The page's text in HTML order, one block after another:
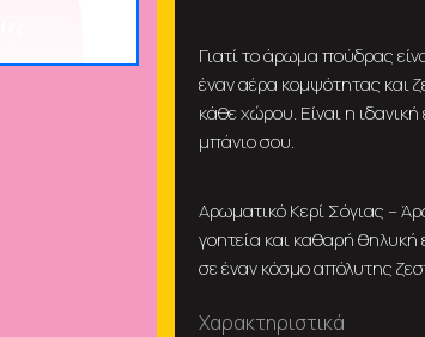
Γιατί το άρωμα πούδρας
έναν αέρα κομψότητας και
κάθε χώρου. Είναι η
μπάνιο σου.
Αρωματικό Κερί Σόγιας –
γοητεία και καθαρή θηλυκή
σε έναν κόσμο απόλυτης
Χαρακτηριστικά